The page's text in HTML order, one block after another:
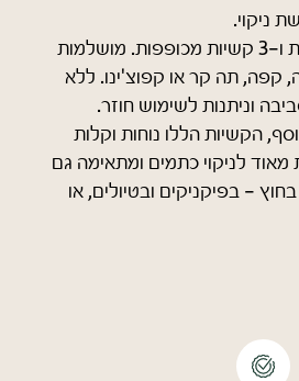
ניקוי.
סט 6 קשיות שתייה מנירוסטה - 3 קשיות ישרות ו-3 קשיות מכופפות. מושלמות
קפה, תה קר או קפוצ'ינו. ללא
וניתנות לשימוש חוזר.
הקשיות הללו נוחות וקלות
לניקוי כתמים ומתאימה גם
- בפיקניקים ובטיולים, או